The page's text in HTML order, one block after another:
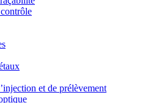
et de prélèvement